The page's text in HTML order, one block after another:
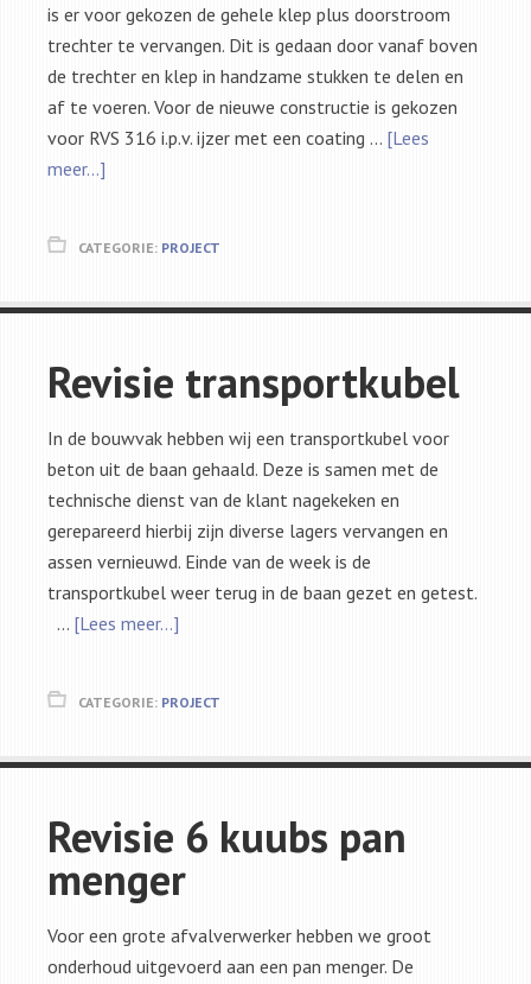
is er voor gekozen de gehele klep plus doorstroom
trechter te vervangen. Dit is gedaan door vanaf boven
de trechter en klep in handzame stukken te delen en
af te voeren. Voor de nieuwe constructie is gekozen
voor RVS 316 i.p.v. ijzer met een coating … [Lees
meer...]
CATEGORIE: PROJECT
Revisie transportkubel
In de bouwvak hebben wij een transportkubel voor
beton uit de baan gehaald. Deze is samen met de
technische dienst van de klant nagekeken en
gerepareerd hierbij zijn diverse lagers vervangen en
assen vernieuwd. Einde van de week is de
transportkubel weer terug in de baan gezet en getest.
… [Lees meer...]
CATEGORIE: PROJECT
Revisie 6 kuubs pan
menger
Voor een grote afvalverwerker hebben we groot
onderhoud uitgevoerd aan een pan menger. De